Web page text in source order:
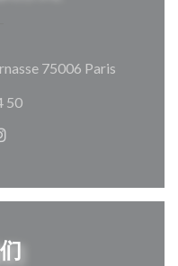
75006 Paris((在新窗
50
((在新窗口中打开))
((在新窗口中